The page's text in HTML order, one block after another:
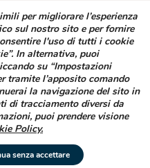
DI EFFETTI
DA FARMACI
durante l’assunzione di
hai riscontrato dei difetti puoi
medico curante, al farmacista
struttura sanitaria di riferimento
LEGGI COME FARE
per migliorare l’esperienza
sul nostro sito e per fornire
l'uso di tutti i cookie
In alternativa, puoi
su “Impostazioni
tramite l’apposito comando
la navigazione del sito in
di tracciamento diversi da
puoi prendere visione
Policy.
senza accettare